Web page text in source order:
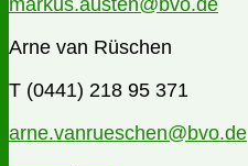
Arne van Rüschen
T (0441) 218 95 371
arne.vanrueschen@bvo.de